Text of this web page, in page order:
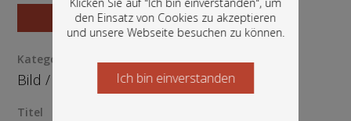
den Einsatz von Cookies zu akzeptieren
und unsere Webseite besuchen zu können.
Grafiken und vieles mehr.
Ich bin einverstanden
Starten Sie jetzt
Zur Vorschau
Kategorie / Medientyp
Bild/ Ephemera
Titel